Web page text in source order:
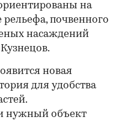
на
почвенного
насаждений
новая
для удобства
нужный объект